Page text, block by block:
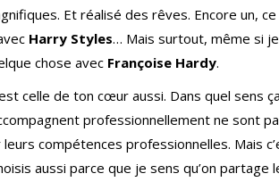
Et réalisé des rêves. Encore un,
Harry Styles… Mais surtout, même si
chose avec Françoise Hardy.
celle de ton cœur aussi. Dans quel sens
professionnellement ne sont
compétences professionnelles. Mais
aussi parce que je sens qu’on partage